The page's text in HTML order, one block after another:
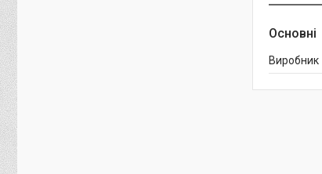
Основні
Виробник